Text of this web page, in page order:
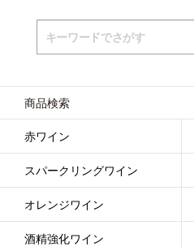
サスティナブル認証SWNZ認証*本ヴ
があり価格が同様の場合は自動的に次の
商品検索
赤ワイン
スパークリングワイン
オレンジワイン
酒精強化ワイン